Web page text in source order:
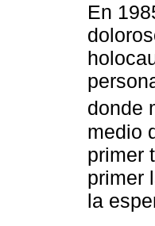
En
donde
medio
primer
primer
la